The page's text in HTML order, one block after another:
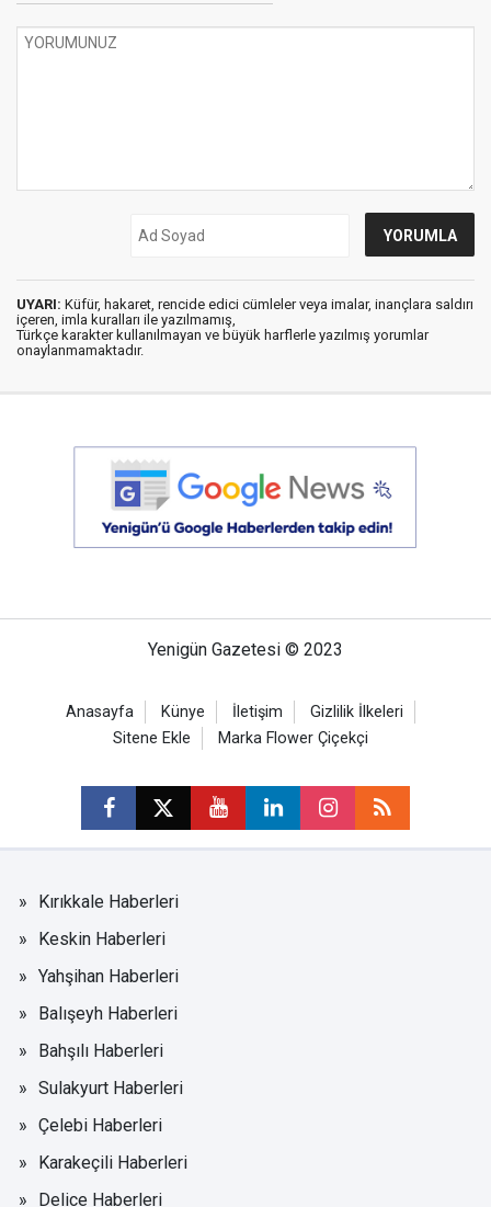
UYARI: Küfür, hakaret, rencide edici cümleler veya imalar, inançlara saldırı
içeren, imla kuralları ile yazılmamış,
Türkçe karakter kullanılmayan ve büyük harflerle yazılmış yorumlar
onaylanmamaktadır.
Yenigün Gazetesi © 2023
Anasayfa Künye İletişim
Gizlilik İlkeleri
Sitene Ekle
Marka Flower Çiçekçi
Kırıkkale Haberleri
Keskin Haberleri
Yahşihan Haberleri
Balışeyh Haberleri
Bahşılı Haberleri
Sulakyurt Haberleri
Çelebi Haberleri
Karakeçili Haberleri
Delice Haberleri